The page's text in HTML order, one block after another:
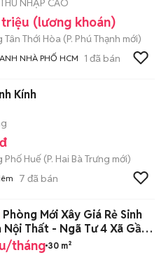
NHẬP CAO
(lương khoán)
Tân Thới Hòa (P. Phú Thạnh mới)
NHÀ PHỐ HCM 1 đã bán
Kính
Phố Huế (P. Hai Bà Trưng mới)
7 đã bán
Phòng Mới Xây Giá Rẻ Sinh
Nội Thất - Ngã Tư 4 Xã Gần
tháng 30 m²